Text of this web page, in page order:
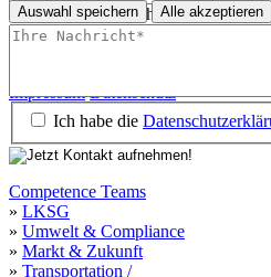
PflichtfeldIhre Nachricht *
Ich habe die
Competence Teams
» LKSG
» Umwelt & Compliance
» Markt & Zukunft
» Transportation /
Auswahl speichern Alle akzeptieren
Impressum Datenschutz